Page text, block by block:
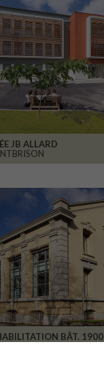
JB ALLARD
BÂT. 1900